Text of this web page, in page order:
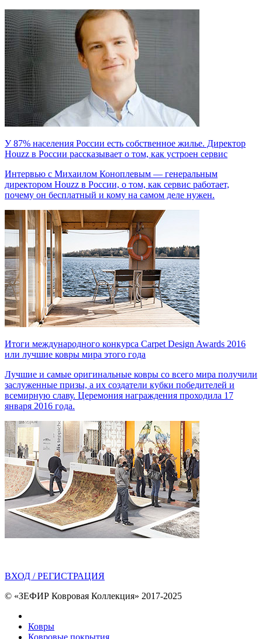
У 87% населения России есть собственное жилье. Директор
Houzz в России рассказывает о том, как устроен сервис
Интервью с Михаилом Коноплевым — генеральным
директором Houzz в России, о том, как сервис работает,
почему он бесплатный и кому на самом деле нужен.
Итоги международного конкурса Carpet Design Awards 2016
или лучшие ковры мира этого года
Лучшие и самые оригинальные ковры со всего мира получили
заслуженные призы, а их создатели кубки победителей и
всемирную славу. Церемония награждения проходила 17
января 2016 года.
ВХОД / РЕГИСТРАЦИЯ
© «ЗЕФИР Ковровая Коллекция» 2017-2025
Ковры
Ковровые покрытия